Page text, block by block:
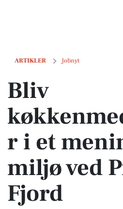
ARTIKLER Jobnyt
Bliv køkkenmedhjælper i et
Bliv
r i et
miljø ved
Fjord